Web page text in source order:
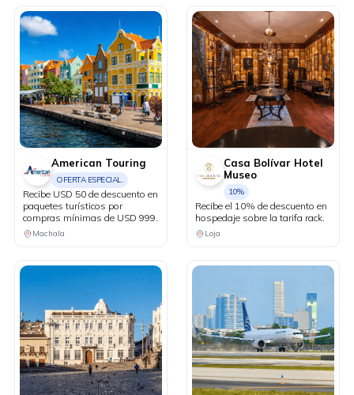
American Touring
OFERTA ESPECIAL.
Recibe USD 50 de descuento en
paquetes turísticos por
compras mínimas de USD 999.
Machala
Casa Bolívar Hotel
Museo
10%
Recibe el 10% de descuento en
hospedaje sobre la tarifa rack.
Loja